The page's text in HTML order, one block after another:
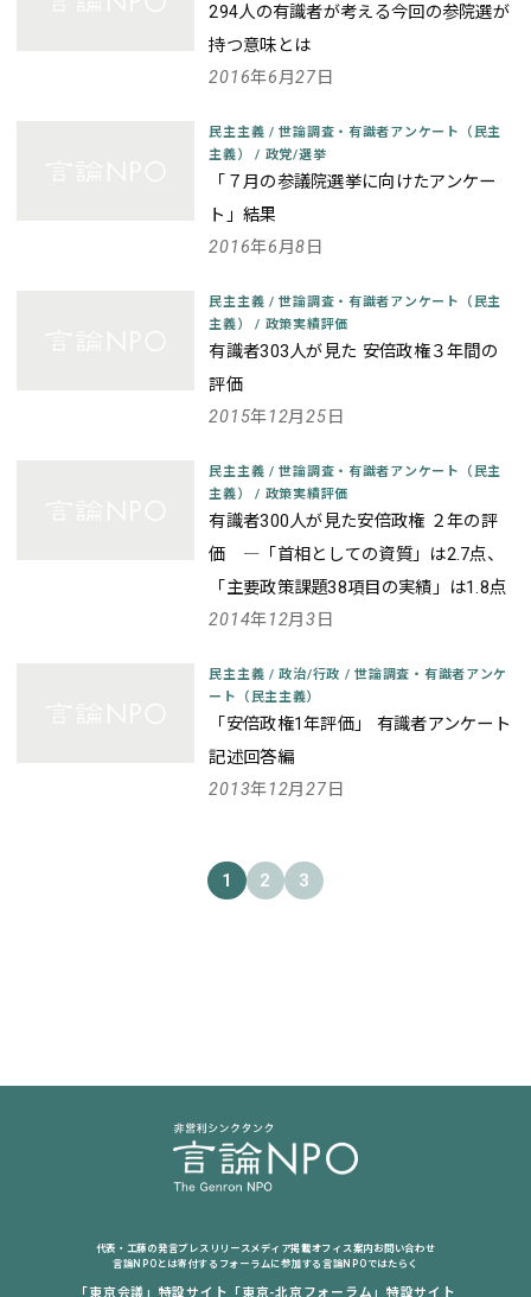
294人の有識者が考える今回の参院選が
持つ意味とは
2016年6月27日
民主主義 / 世論調査・有識者アンケート（民主
主義）/ 政党/選挙
「７月の参議院選挙に向けたアンケー
ト」結果
2016年6月8日
民主主義 / 世論調査・有識者アンケート（民主
主義）/ 政策実績評価
有識者303人が見た 安倍政権３年間の
評価
2015年12月25日
民主主義 / 世論調査・有識者アンケート（民主
主義）/ 政策実績評価
有識者300人が見た安倍政権 ２年の評
価 ―「首相としての資質」は2.7点、
「主要政策課題38項目の実績」は1.8点
2014年12月3日
民主主義 / 政治/行政 / 世論調査・有識者アンケ
ート（民主主義）
「安倍政権1年評価」 有識者アンケート
記述回答編
2013年12月27日
1 2 3
代表・工藤の発言プレスリリースメディア掲載オフィス案内 お問い合わせ
言論NPOとは寄付する フォーラムに参加する 言論NPOではたらく
「東京会議」特設サイト 「東京-北京フォーラム」特設サイト